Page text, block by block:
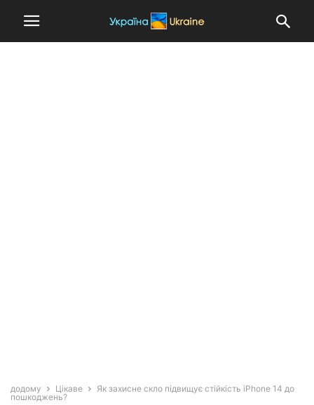
додому Цікаве
Як захисне скло підвищує стійкість iPhone 14 до
пошкоджень?